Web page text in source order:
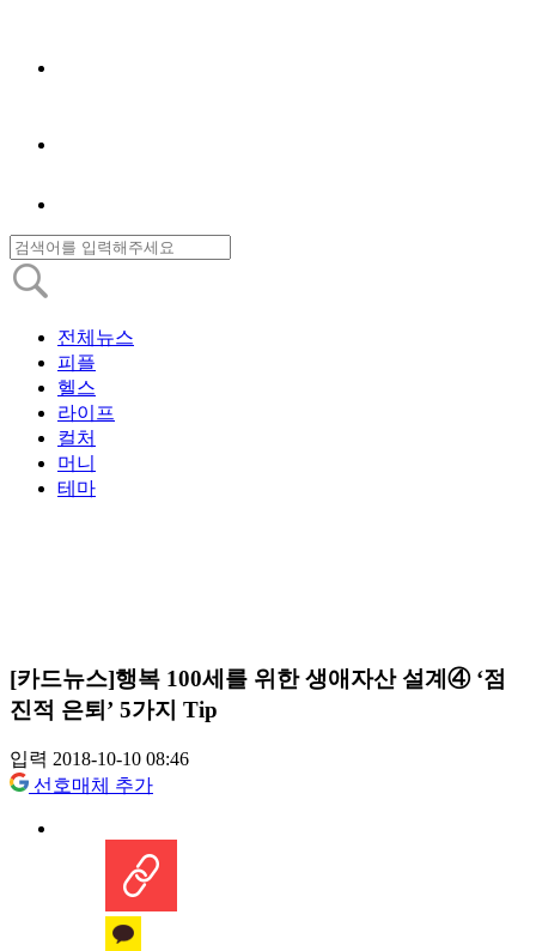
전체뉴스
피플
헬스
라이프
컬처
머니
테마
[카드뉴스]행복 100세를 위한 생애자산 설계④ ‘점
진적 은퇴’ 5가지 Tip
입력 2018-10-10 08:46
선호매체 추가